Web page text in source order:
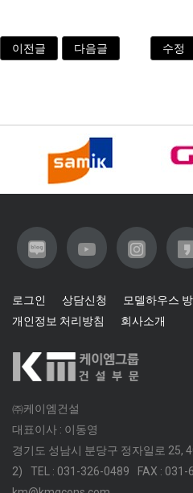
이전글 다음글 수정
로그인 상담신청 모델하우스
개인정보 처리방침
회사소개
㈜케이엠건설
대표이사 : 이동영
경기도 성남시 분당구 정자일로 25,
2)
TEL : 031-326-0489 FAX :